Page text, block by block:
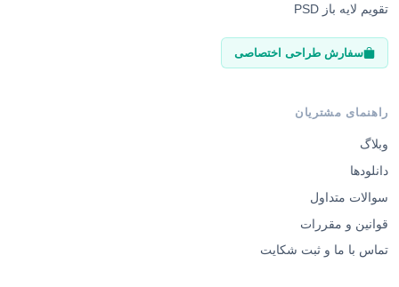
تقویم لایه باز PSD
سفارش طراحی اختصاصی
راهنمای مشتریان
وبلاگ
دانلودها
سوالات متداول
قوانین و مقررات
تماس با ما و ثبت شکایت